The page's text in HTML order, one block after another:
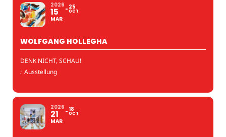
2026
15
MAR
25
OCT
WOLFGANG HOLLEGHA
DENK NICHT, SCHAU!
: Ausstellung
2026
21
MAR
18
OCT